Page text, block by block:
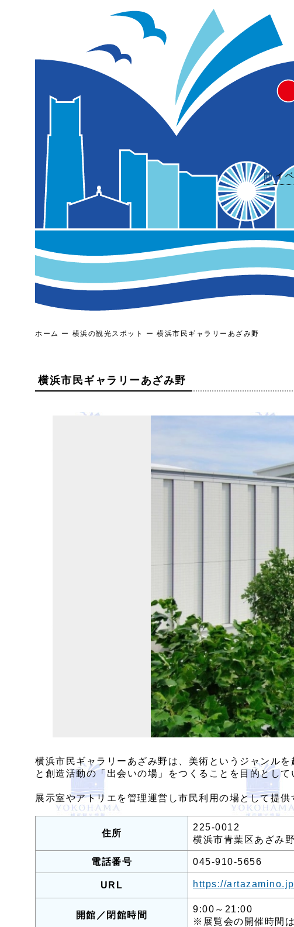
イ
ホーム 横浜の観光スポット 横浜市民ギャラリーあざみ野
横浜市民ギャラリーあざみ野
横浜市民ギャラリーあざみ野は、美術というジャンル
と創造活動の「出会いの場」をつくることを目的として
展示室やアトリエを管理運営し市民利用の場として提
住所
225-0012
横浜市青葉区あざみ
電話番号 045-910-5656
URL https://
開館／閉館時間
9:00～21:00
※展覧会の開催時間